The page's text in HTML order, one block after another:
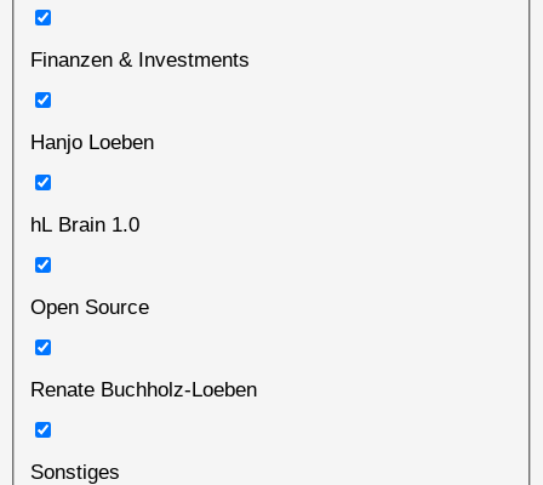
Finanzen & Investments
Hanjo Loeben
hL Brain 1.0
Open Source
Renate Buchholz-Loeben
Sonstiges